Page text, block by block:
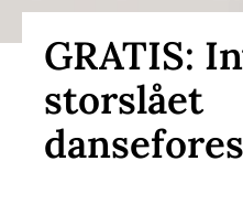
GRATIS:
storslået